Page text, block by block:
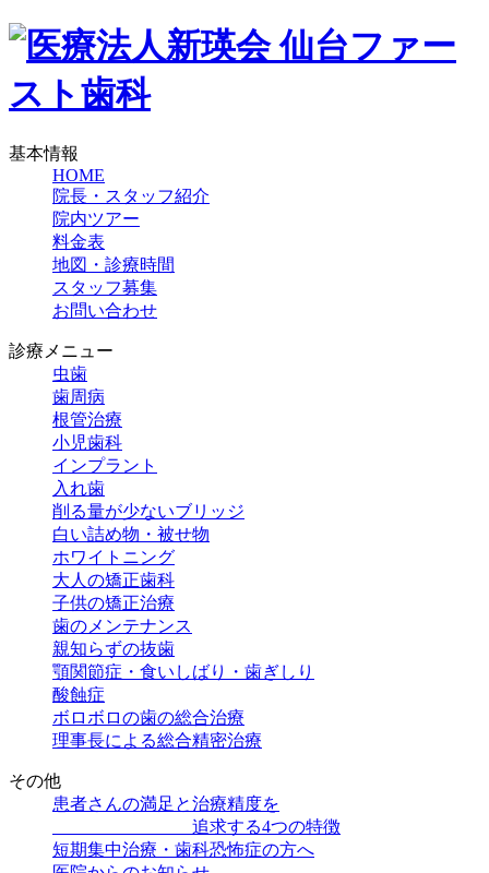
基本情報
HOME
院長・スタッフ紹介
院内ツアー
料金表
地図・診療時間
スタッフ募集
お問い合わせ
診療メニュー
虫歯
歯周病
根管治療
小児歯科
インプラント
入れ歯
削る量が少ないブリッジ
白い詰め物・被せ物
ホワイトニング
大人の矯正歯科
子供の矯正治療
歯のメンテナンス
親知らずの抜歯
顎関節症・食いしばり・歯ぎしり
酸蝕症
ボロボロの歯の総合治療
理事長による総合精密治療
その他
患者さんの満足と治療精度を
追求する4つの特徴
短期集中治療・歯科恐怖症の方へ